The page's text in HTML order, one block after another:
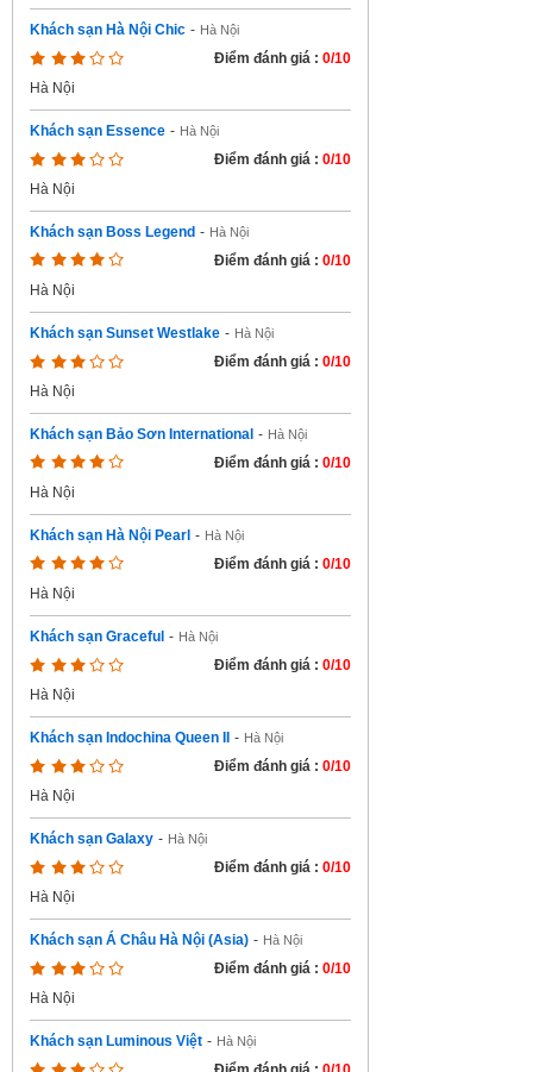
Khách sạn Hà Nội Chic - Hà Nội
Điểm đánh giá : 0/10
Hà Nội
Khách sạn Essence - Hà Nội
Điểm đánh giá : 0/10
Hà Nội
Khách sạn Boss Legend - Hà Nội
Điểm đánh giá : 0/10
Hà Nội
Khách sạn Sunset Westlake - Hà Nội
Điểm đánh giá : 0/10
Hà Nội
Khách sạn Bảo Sơn International - Hà Nội
Điểm đánh giá : 0/10
Hà Nội
Khách sạn Hà Nội Pearl - Hà Nội
Điểm đánh giá : 0/10
Hà Nội
Khách sạn Graceful - Hà Nội
Điểm đánh giá : 0/10
Hà Nội
Khách sạn Indochina Queen II - Hà Nội
Điểm đánh giá : 0/10
Hà Nội
Khách sạn Galaxy - Hà Nội
Điểm đánh giá : 0/10
Hà Nội
Khách sạn Á Châu Hà Nội (Asia) - Hà Nội
Điểm đánh giá : 0/10
Hà Nội
Khách sạn Luminous Việt - Hà Nội